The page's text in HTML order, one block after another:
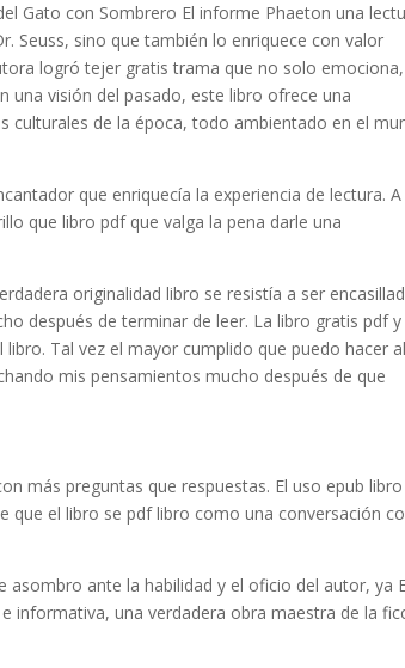
Gato con Sombrero El informe Phaeton una
Seuss, sino que también lo enriquece con valor
logró tejer gratis trama que no solo emociona,
una visión del pasado, este libro ofrece una
culturales de la época, todo ambientado en el
que enriquecía la experiencia de lectura. A
que libro pdf que valga la pena darle una
originalidad libro se resistía a ser
después de terminar de leer. La libro gratis pdf y
Tal vez el mayor cumplido que puedo hacer al
mis pensamientos mucho después de que
más preguntas que respuestas. El uso epub
que el libro se pdf libro como una conversación
ante la habilidad y el oficio del autor, ya
informativa, una verdadera obra maestra de la